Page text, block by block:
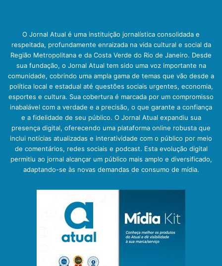
O Jornal Atual é uma instituição jornalística consolidada e
respeitada, profundamente enraizada na vida cultural e social da
Região Metropolitana e da Costa Verde do Rio de Janeiro. Desde
sua fundação, o Jornal Atual tem sido uma voz importante na
comunidade, cobrindo uma ampla gama de temas que vão desde a
política local e estadual até questões sociais urgentes, economia,
esportes e cultura. Sua cobertura é marcada por um compromisso
inabalável com a verdade e a precisão, o que garante a confiança
e a fidelidade de seu público. O Jornal Atual expandiu sua
presença digital, oferecendo uma plataforma online robusta que
inclui notícias atualizadas e interatividade com o público por meio
de comentários, redes sociais e podcast. Esta evolução digital
permitiu ao jornal alcançar um público mais amplo e diversificado,
adaptando-se às novas demandas de consumo de mídia.